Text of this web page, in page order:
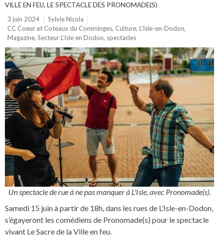
VILLE EN FEU, LE SPECTACLE DES PRONOMADE(S)
3 juin 2024
Sylvie Nicola
CC Coeur et Coteaux du Comminges, Culture, L'Isle-en-Dodon,
Magazine, Secteur L’Isle en Dodon, spectacles
Un spectacle de rue à ne pas manquer à L'Isle, avec Pronomade(s).
Samedi 15 juin à partir de 18h, dans les rues de L’Isle-en-Dodon,
s’égayeront les comédiens de Pronomade(s) pour le spectacle
vivant Le Sacre de la Ville en feu.